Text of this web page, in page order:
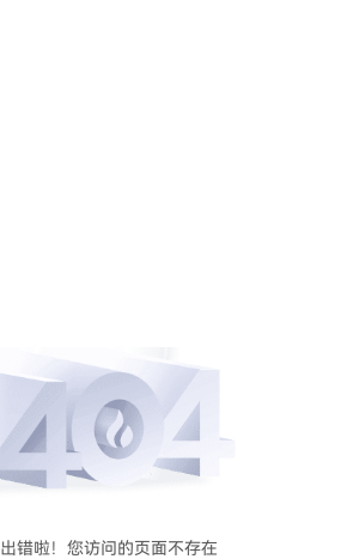
出错啦！您访问的页面不存在